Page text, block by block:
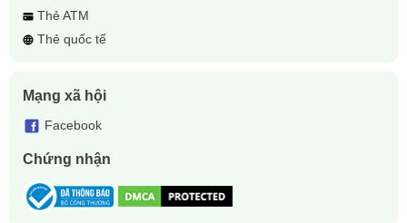
Thẻ ATM
Thẻ quốc tế
Mạng xã hội
Facebook
Chứng nhận